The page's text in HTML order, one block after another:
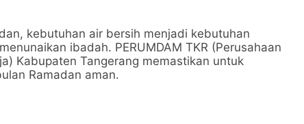
kebutuhan air bersih menjadi kebutuhan
ibadah. PERUMDAM TKR (Perusahaan
Kabupaten Tangerang memastikan untuk
Ramadan aman.